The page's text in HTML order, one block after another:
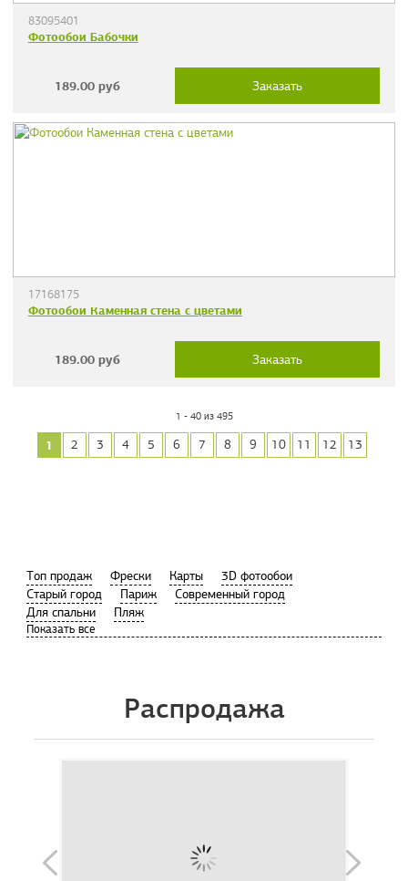
83095401
Фотообои Бабочки
189.00 руб Заказать
17168175
Фотообои Каменная стена с цветами
189.00 руб Заказать
1 - 40 из 495
1 2 3 4 5 6 7 8 9 10 11 12 13
Tоп продаж Фрески Карты
3D фотообои
Старый город
Париж
Современный город
Для спальни
Пляж
Распродажа